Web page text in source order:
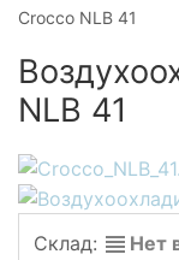
Crocco NLB 41
NLB 41
Склад: Нет